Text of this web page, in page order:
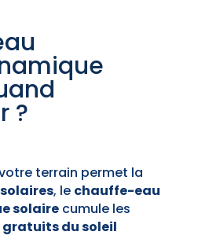
?
terrain permet la
, le chauffe-eau
solairecumule les
gratuits du soleil